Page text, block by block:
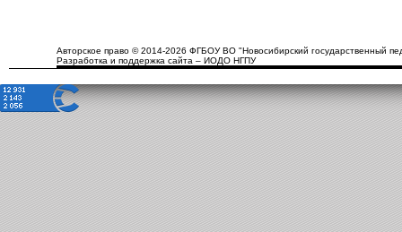
Авторское право © 2014-2026 ФГБОУ ВО "Новосибирский государственный
Разработка и поддержка сайта – ИОДО НГПУ